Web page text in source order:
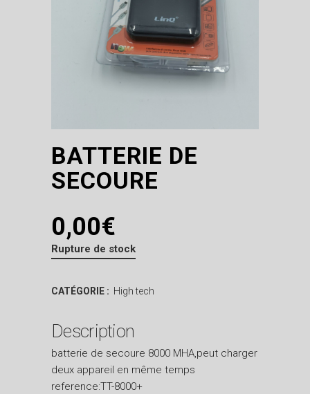
BATTERIE DE
SECOURE
0,00€
Rupture de stock
CATÉGORIE : High tech
Description
batterie de secoure 8000 MHA,peut charger
deux appareil en même temps
reference:TT-8000+